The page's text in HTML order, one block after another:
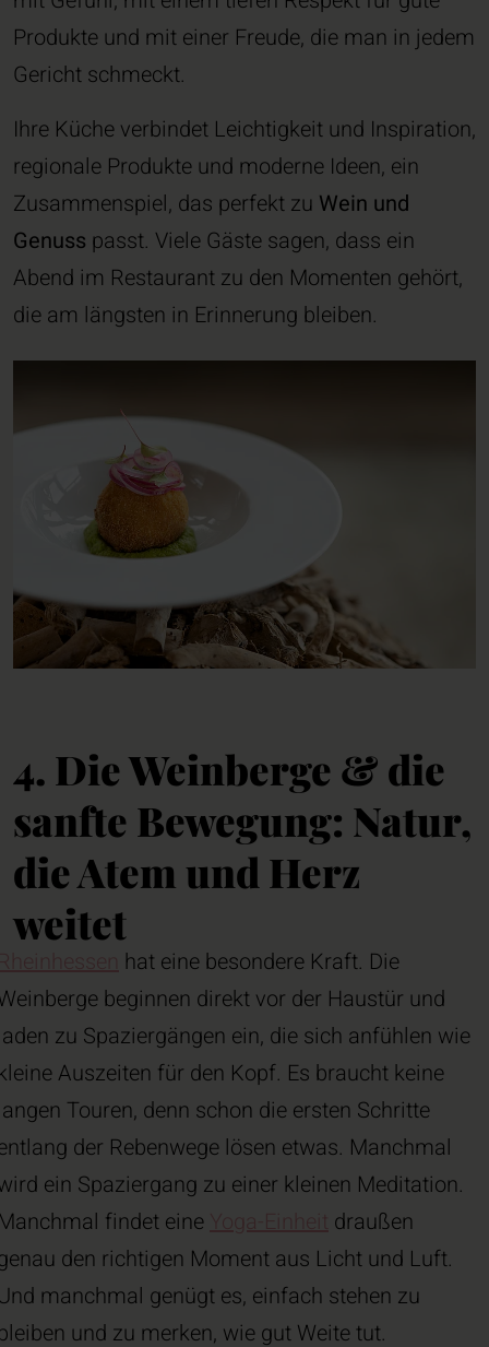
Produkte und mit einer Freude, die man in jedem
Gericht schmeckt.
Ihre Küche verbindet Leichtigkeit und Inspiration,
regionale Produkte und moderne Ideen, ein
Zusammenspiel, das perfekt zu Wein und
Genuss passt. Viele Gäste sagen, dass ein
Abend im Restaurant zu den Momenten gehört,
die am längsten in Erinnerung bleiben.
4. Die Weinberge & die
sanfte Bewegung: Natur,
die Atem und Herz
weitet
hat eine besondere Kraft. Die
beginnen direkt vor der Haustür und
zu Spaziergängen ein, die sich anfühlen wie
Auszeiten für den Kopf. Es braucht keine
Touren, denn schon die ersten Schritte
der Rebenwege lösen etwas. Manchmal
ein Spaziergang zu einer kleinen Meditation.
findet eine
draußen
den richtigen Moment aus Licht und Luft.
manchmal genügt es, einfach stehen zu
und zu merken, wie gut Weite tut.